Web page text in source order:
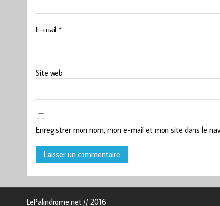
E-mail *
Site web
Enregistrer mon nom, mon e-mail et mon site dans le
LePalindrome.net // 2016